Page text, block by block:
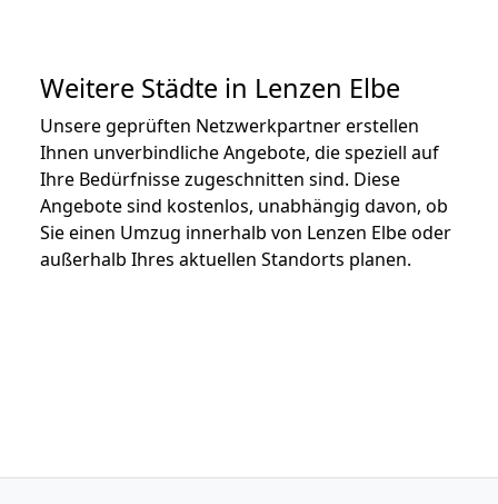
Weitere Städte in Lenzen Elbe
Unsere geprüften Netzwerkpartner erstellen
Ihnen unverbindliche Angebote, die speziell auf
Ihre Bedürfnisse zugeschnitten sind. Diese
Angebote sind kostenlos, unabhängig davon, ob
Sie einen Umzug innerhalb von Lenzen Elbe oder
außerhalb Ihres aktuellen Standorts planen.